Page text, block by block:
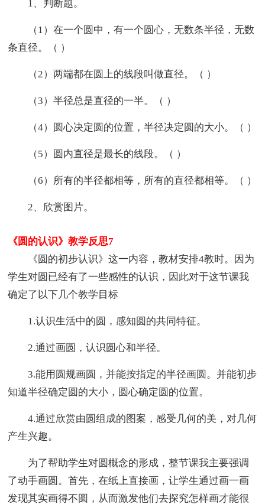
1、判断题。
（1）在一个圆中，有一个圆心，无数条半径，无数
条直径。（ ）
（2）两端都在圆上的线段叫做直径。（ ）
（3）半径总是直径的一半。（ ）
（4）圆心决定圆的位置，半径决定圆的大小。（ ）
（5）圆内直径是最长的线段。（ ）
（6）所有的半径都相等，所有的直径都相等。（ ）
2、欣赏图片。
《圆的认识》教学反思7
《圆的初步认识》这一内容，教材安排4教时。因为
学生对圆已经有了一些感性的认识，因此对于这节课我
确定了以下几个教学目标
1.认识生活中的圆，感知圆的共同特征。
2.通过画圆，认识圆心和半径。
3.能用圆规画圆，并能按指定的半径画圆。并能初步
知道半径确定圆的大小，圆心确定圆的位置。
4.通过欣赏由圆组成的图案，感受几何的美，对几何
产生兴趣。
为了帮助学生对圆概念的形成，整节课我主要强调
了动手画圆。首先，在纸上直接画，让学生通过画一画
发现其实画得不圆，从而激发他们去探究怎样画才能很